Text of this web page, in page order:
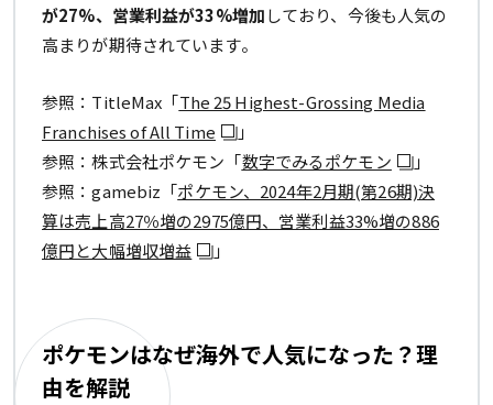
が27%、営業利益が33%増加しており、今後も人気の
高まりが期待されています。
参照：TitleMax「The 25 Highest-Grossing Media
Franchises of All Time
」
参照：株式会社ポケモン「数字でみるポケモン
」
参照：gamebiz「ポケモン、2024年2月期(第26期)決
算は売上高27％増の2975億円、営業利益33%増の886
億円と大幅増収増益
」
ポケモンはなぜ海外で人気になった？理
由を解説